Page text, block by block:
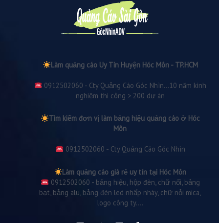
Làm quảng cáo Uy Tín Huyện Hóc Môn - TP.HCM
0912502060 - Cty Quảng Cáo Góc Nhìn...10 năm kinh
nghiệm thi công > 200 dự án
Tìm kiếm đơn vị làm bảng hiệu quảng cáo ở Hóc
Môn
0912502060 - Cty Quảng Cáo Góc Nhìn
Làm quảng cáo giá rẻ uy tín tại Hóc Môn
0912502060 - bảng hiệu, hộp đèn, chữ nổi, bảng
bạt, bảng alu, bảng đèn led nhấp nháy, chữ nỏi mica,
logo công ty....